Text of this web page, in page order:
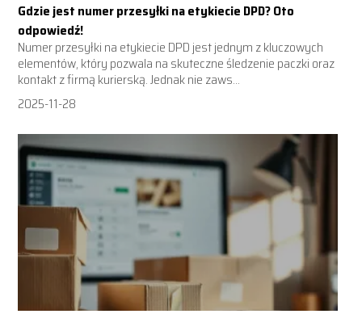
Gdzie jest numer przesyłki na etykiecie DPD? Oto
odpowiedź!
Numer przesyłki na etykiecie DPD jest jednym z kluczowych
elementów, który pozwala na skuteczne śledzenie paczki oraz
kontakt z firmą kurierską. Jednak nie zaws...
2025-11-28